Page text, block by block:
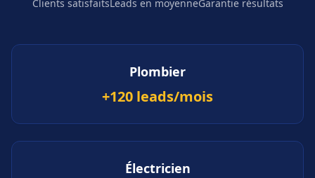
Clients satisfaitsLeads en moyenneGarantie résultats
Plombier
+120 leads/mois
Électricien